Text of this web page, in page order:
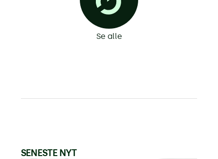
Se alle
SENESTE NYT